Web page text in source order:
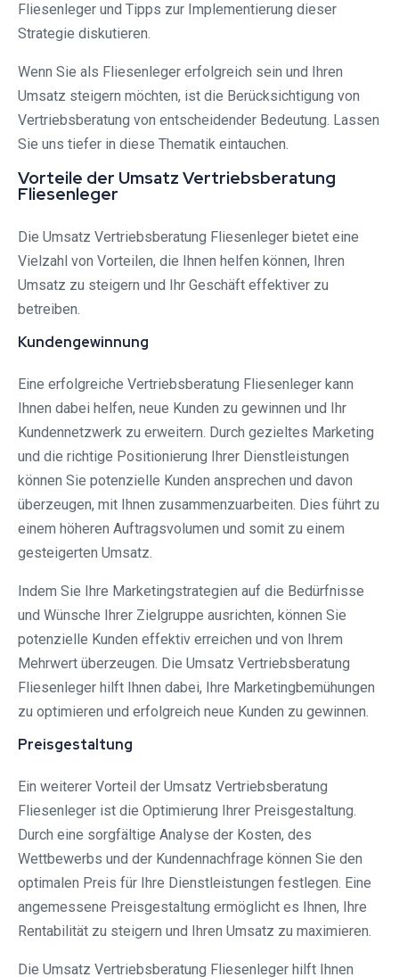
Fliesenleger und Tipps zur Implementierung dieser
Strategie diskutieren.
Wenn Sie als Fliesenleger erfolgreich sein und Ihren
Umsatz steigern möchten, ist die Berücksichtigung von
Vertriebsberatung von entscheidender Bedeutung. Lassen
Sie uns tiefer in diese Thematik eintauchen.
Vorteile der Umsatz Vertriebsberatung
Fliesenleger
Die Umsatz Vertriebsberatung Fliesenleger bietet eine
Vielzahl von Vorteilen, die Ihnen helfen können, Ihren
Umsatz zu steigern und Ihr Geschäft effektiver zu
betreiben.
Kundengewinnung
Eine erfolgreiche Vertriebsberatung Fliesenleger kann
Ihnen dabei helfen, neue Kunden zu gewinnen und Ihr
Kundennetzwerk zu erweitern. Durch gezieltes Marketing
und die richtige Positionierung Ihrer Dienstleistungen
können Sie potenzielle Kunden ansprechen und davon
überzeugen, mit Ihnen zusammenzuarbeiten. Dies führt zu
einem höheren Auftragsvolumen und somit zu einem
gesteigerten Umsatz.
Indem Sie Ihre Marketingstrategien auf die Bedürfnisse
und Wünsche Ihrer Zielgruppe ausrichten, können Sie
potenzielle Kunden effektiv erreichen und von Ihrem
Mehrwert überzeugen. Die Umsatz Vertriebsberatung
Fliesenleger hilft Ihnen dabei, Ihre Marketingbemühungen
zu optimieren und erfolgreich neue Kunden zu gewinnen.
Preisgestaltung
Ein weiterer Vorteil der Umsatz Vertriebsberatung
Fliesenleger ist die Optimierung Ihrer Preisgestaltung.
Durch eine sorgfältige Analyse der Kosten, des
Wettbewerbs und der Kundennachfrage können Sie den
optimalen Preis für Ihre Dienstleistungen festlegen. Eine
angemessene Preisgestaltung ermöglicht es Ihnen, Ihre
Rentabilität zu steigern und Ihren Umsatz zu maximieren.
Die Umsatz Vertriebsberatung Fliesenleger hilft Ihnen